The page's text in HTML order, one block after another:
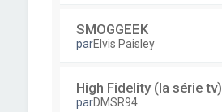
SMOGGEEK
parElvis Paisley
High Fidelity (la série tv)
parDMSR94